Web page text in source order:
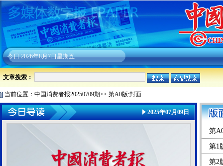
今日2026年8月7日星期五
文章搜索：
当前位置： 中国消费者报20250709期>> 第A0版:封面
2025年07月09日
第
第1
第2